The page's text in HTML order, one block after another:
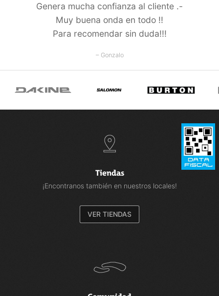
Genera mucha confianza al cliente .-
Muy buena onda en todo !!
Para recomendar sin duda!!!
– Gonzalo
Tiendas
¡Encontranos también en nuestros locales!
VER TIENDAS